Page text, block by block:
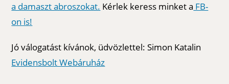
a damaszt abroszokat. Kérlek keress minket a FB-
on is!
Jó válogatást kívánok, üdvözlettel: Simon Katalin
Evidensbolt Webáruház